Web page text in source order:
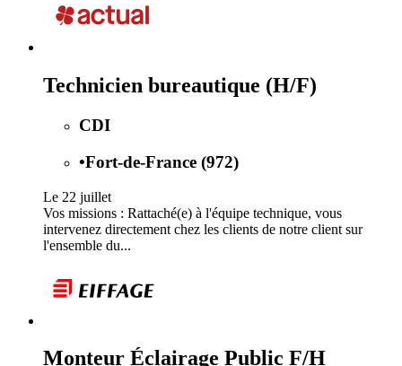
Technicien bureautique (H/F)
CDI
•Fort-de-France (972)
Le 22 juillet
Vos missions : Rattaché(e) à l'équipe technique, vous
intervenez directement chez les clients de notre client sur
l'ensemble du...
Monteur Éclairage Public F/H